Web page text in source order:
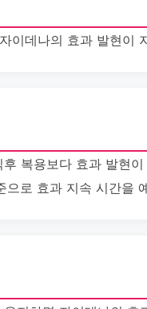
이데나의 효과 발현이
복용보다 효과 발현
로 효과 지속 시간을